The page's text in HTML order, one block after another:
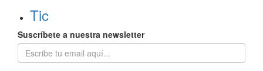
Tic
Suscríbete a nuestra newsletter